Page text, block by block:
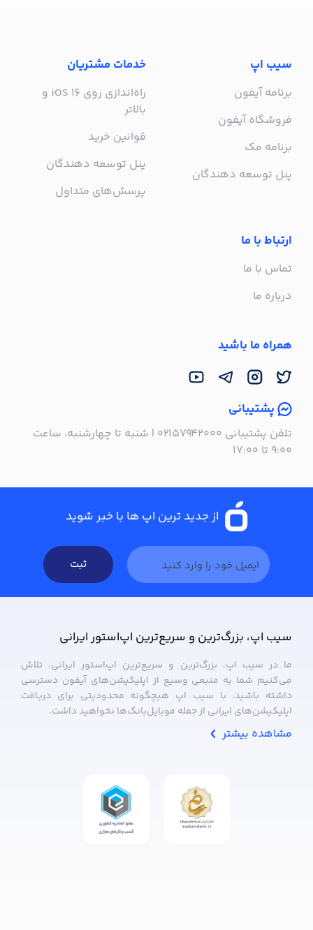
سیب اپ
برنامه آیفون
فروشگاه آیفون
برنامه مک
پنل توسعه دهندگان
خدمات مشتریان
راه‌اندازی روی iOS 16 و
بالاتر
قوانین خرید
پنل توسعه دهندگان
پرسش‌های متداول
ارتباط با ما
تماس با ما
درباره ما
همراه ما باشید
پشتیبانی
تلفن پشتیبانی ۰۲۱۵۷۹۴۲۰۰۰ | شنبه تا چهارشنبه، ساعت
۹:۰۰ تا ۱۷:۰۰
از جدید ترین اپ ها با خبر شوید
ثبت
سیب ‌اپ، بزرگ‌ترین و سریع‌ترین اپ‌استور ایرانی
ما در سیب ‌اپ، بزرگ‌ترین و سریع‌ترین اپ‌استور ایرانی، تلاش
می‌کنیم شما به منبعی وسیع از اپلیکیشن‌های آیفون دسترسی
داشته باشید. با سیب ‌اپ هیچگونه محدودیتی برای دریافت
اپلیکیشن‌های ایرانی از جمله موبایل‌بانک‌ها نخواهید داشت.
مشاهده بیشتر